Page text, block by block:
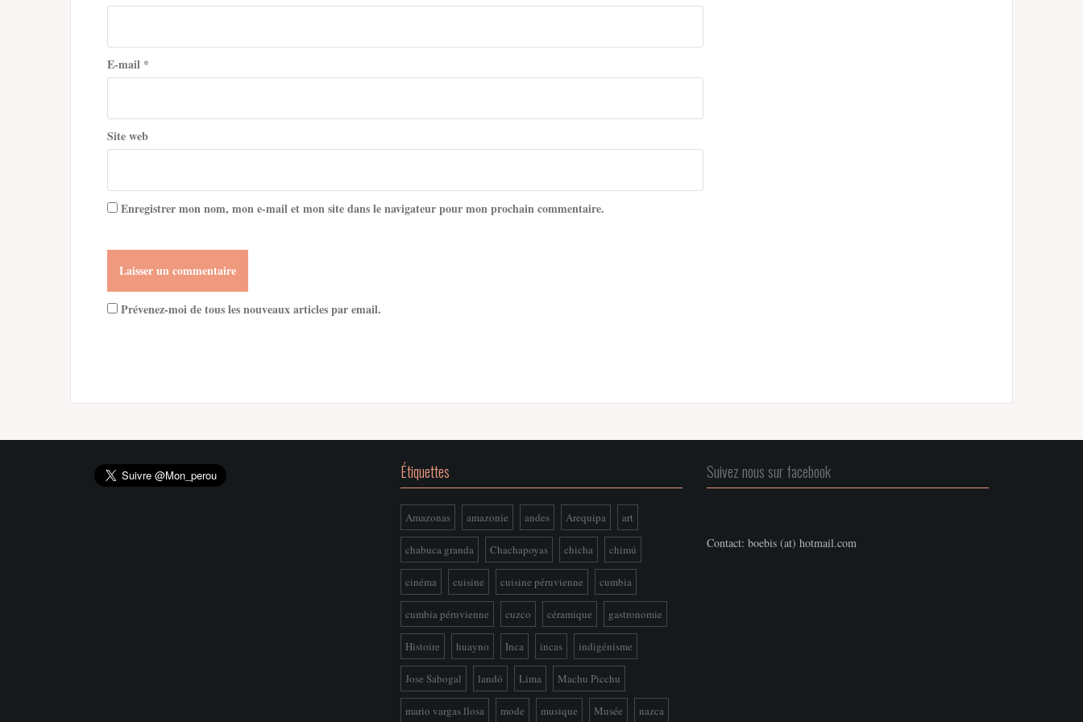
E-mail *
Site web
Enregistrer mon nom, mon e-mail et mon site dans le navigateur pour mon prochain commentaire.
Prévenez-moi de tous les nouveaux articles par email.
Étiquettes
Amazonas amazonie andes Arequipa art
chabuca granda Chachapoyas chicha chimú
cinéma cuisine cuisine péruvienne cumbia
cumbia péruvienne cuzco céramique gastronomie
Histoire huayno Inca incas indigénisme
Jose Sabogal landó Lima Machu Picchu
mario vargas llosa mode musique Musée nazca
Suivez nous sur facebook
Contact: boebis (at) hotmail.com